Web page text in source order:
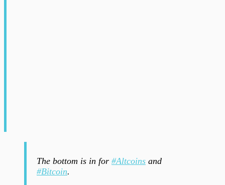
The bottom is in for #Altcoins and
#Bitcoin.